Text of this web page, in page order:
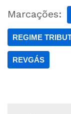
Marcações:
REGIME
REVGÁS